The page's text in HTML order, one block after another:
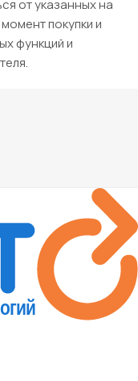
от указанных на
покупки и
функций и